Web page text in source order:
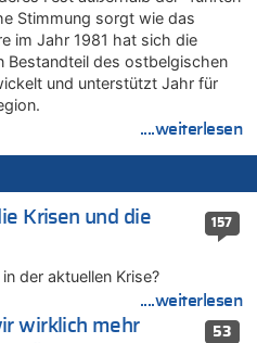
Wer steckt hinter den
es Russland?
Meyer zu
Wer steckt hinter den
es Russland?
70-Jähriger gefasst
zu
Wer steckt hinter den
es Russland?
so niedrig wie noch nie
ist jetzt amtlich
Stimmung sorgt wie das
im Jahr 1981 hat sich die
Bestandteil des ostbelgischen
und unterstützt Jahr für
....weiterlesen
157
Krisen und die
der aktuellen Krise?
....weiterlesen
53
wirklich mehr